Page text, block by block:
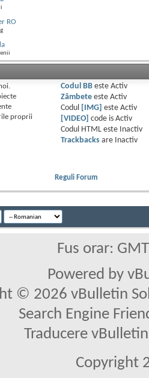
RO
proprii
Codul BBeste Activ
Zâmbeteeste Activ
Codul
[IMG] este Activ
[VIDEO]
code is Activ
Codul HTML este
Inactiv
Trackbacksare
Inactiv
Reguli Forum
Fus orar:
Powered by
© 2026 vBulletin
Search Engine
Traducere
Copyright